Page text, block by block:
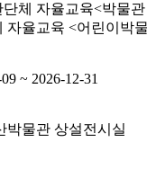
체 자율교육<박물
자율교육 <어린이박
~ 2026-12-31
박물관 상설전시실